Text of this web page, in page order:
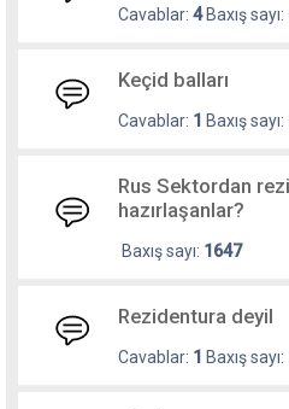
Cavablar: 4Baxış sayı:
Keçid balları
Cavablar: 1 Baxış sayı:
Rus Sektordan
hazırlaşanlar?
Baxış sayı: 1647
Rezidentura deyil
Cavablar: 1 Baxış sayı: